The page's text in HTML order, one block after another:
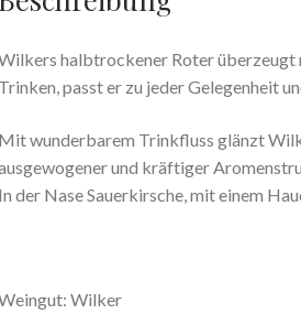
halbtrockener Roter überzeugt
Trinken, passt er zu jeder Gelegenheit
Mit wunderbarem Trinkfluss glänzt
und kräftiger
In der Nase Sauerkirsche, mit einem
Wilker